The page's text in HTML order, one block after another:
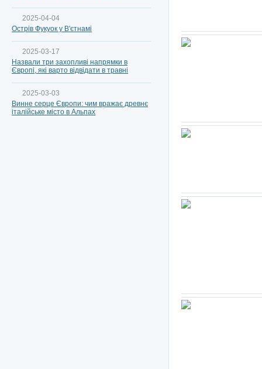
2025-04-04
Острів Фукуок у В'єтнамі
2025-03-17
Назвали три захопливі напрямки в
Європі, які варто відвідати в травні
2025-03-03
Винне серце Європи: чим вражає древнє
італійське місто в Альпах